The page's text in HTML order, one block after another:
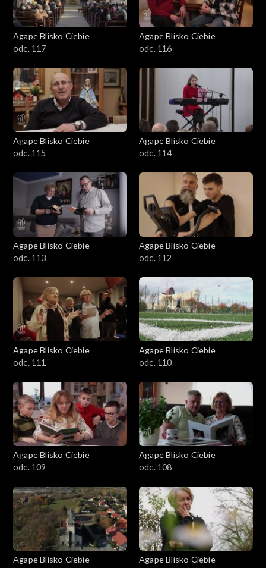
Agape Blisko Ciebie
odc. 117
Agape Blisko Ciebie
odc. 116
Agape Blisko Ciebie
odc. 115
Agape Blisko Ciebie
odc. 114
Agape Blisko Ciebie
odc. 113
Agape Blisko Ciebie
odc. 112
Agape Blisko Ciebie
odc. 111
Agape Blisko Ciebie
odc. 110
Agape Blisko Ciebie
odc. 109
Agape Blisko Ciebie
odc. 108
Agape Blisko Ciebie
Agape Blisko Ciebie